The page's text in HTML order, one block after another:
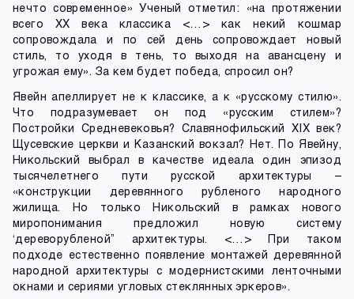
нечто современное» Ученый отметил: «на протяжении
всего ХХ века классика <…> как некий кошмар
сопровождала и по сей день сопровождает новый
стиль, то уходя в тень, то выходя на авансцену и
угрожая ему». За кем будет победа, спросил он?
Явейн апеллирует не к классике, а к «русскому стилю».
Что подразумевает он под «русским стилем»?
Постройки Средневековья? Славянофильский XIX век?
Щусевские церкви и Казанский вокзал? Нет. По Явейну,
Никольский выбрал в качестве идеала один эпизод
тысячелетнего пути русской архитектуры –
«конструкции деревянного рубленого народного
жилища. Но только Никольский в рамках нового
миропонимания предложил новую систему
‘дереворубленой” архитектуры. <…> При таком
подходе естественно появление монтажей деревянной
народной архитектуры с модернистскими ленточными
окнами и сериями угловых стеклянных эркеров».